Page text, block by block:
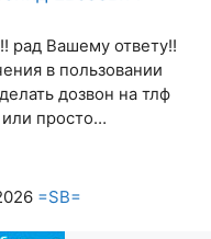
рад Вашему ответу!!
в пользовании
дозвон на тлф
просто…
=SB=